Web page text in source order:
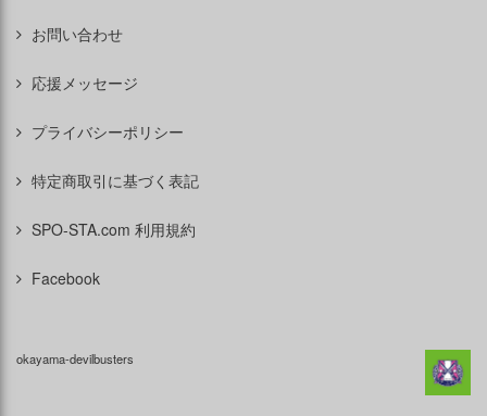
お問い合わせ
応援メッセージ
プライバシーポリシー
特定商取引に基づく表記
SPO-STA.com 利用規約
Facebook
okayama-devilbusters